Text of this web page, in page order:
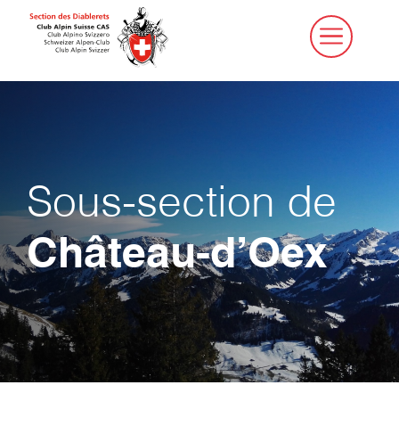
Sous-section de
Château-d’Oex